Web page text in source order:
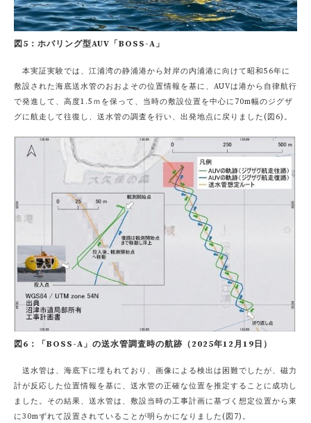
図5：ホバリング型AUV「BOSS-A」
本実証実験では、江浦湾の静浦港から対岸の内浦港に向けて昭和56年に
敷設された海底送水管のおおよその位置情報を基に、AUVは港から自律航行
で発進して、高度1.5ｍを保って、当時の敷設位置を中心に70m幅のジグザ
グに航走して往復し、送水管の調査を行い、出発地点に戻りました(図6)。
図6：「BOSS-A」の送水管調査時の航跡（2025年12月19日）
送水管は、海底下に埋もれており、画像による検出は困難でしたが、磁力
計が反応した位置情報を基に、送水管の正確な位置を推定することに成功し
ました。その結果、送水管は、敷設当時の工事計画に基づく想定位置から東
に30mずれて設置されていることが明らかになりました(図7)。